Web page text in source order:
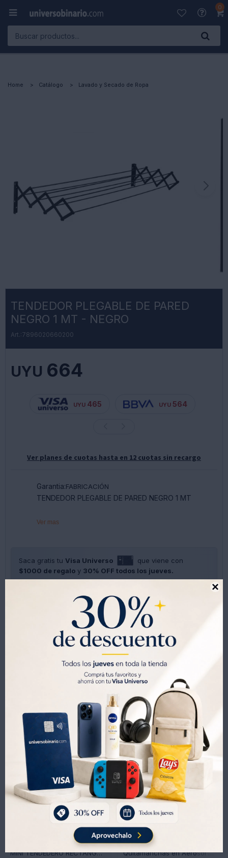

0

Home Catálogo Lavado y Secado de Ropa
TENDEDOR PLEGABLE DE PARED
NEGRO 1 MT - NEGRO
7896020660200
UYU 664
UYU 465 UYU 564
Ver planes de cuotas hasta en 12 cuotas sin recargo
Garantia:FABRICACIÓN
TENDEDOR PLEGABLE DE PARED NEGRO 1 MT
Ver mas
Saca gratis tu Visa Universo
que viene con
$1000 de regalo y 30% OFF todos los jueves.
 
Métodos y costos de envíos
Productos que te pueden interesar
MINI TENDEDERO RECTANGULAR PLEGABLE NEGRO Quitamanchas en Aerosol Melville 180ML